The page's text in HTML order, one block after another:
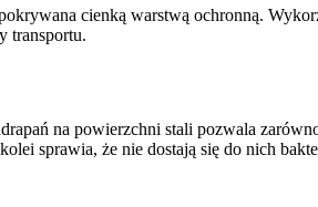
cienką warstwą ochronną.
transportu.
na powierzchni stali pozwala
sprawia, że nie dostają się do nich